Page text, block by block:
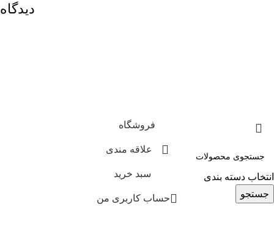
دیدگاه
انتخاب دسته بندی
جستجو
فروشگاه
علاقه مندی
سبد خرید
حساب کاربری من